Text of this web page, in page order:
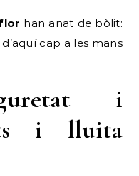
han anat de bòlit:
cap a les mans
i
i lluita